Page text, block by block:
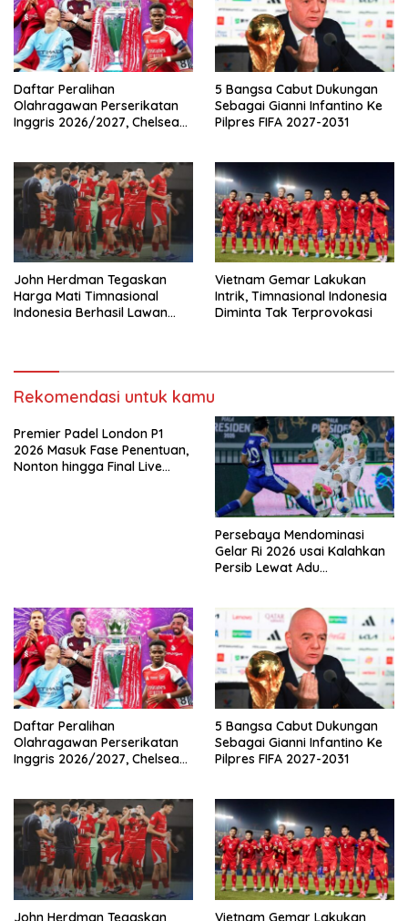
Daftar Peralihan
Olahragawan Perserikatan
Inggris 2026/2027, Chelsea
5 Bangsa Cabut Dukungan
Sebagai Gianni Infantino Ke
Pilpres FIFA 2027-2031
John Herdman Tegaskan
Harga Mati Timnasional
Indonesia Berhasil Lawan
Vietnam Gemar Lakukan
Intrik, Timnasional Indonesia
Diminta Tak Terprovokasi
Rekomendasi untuk kamu
Premier Padel London P1
2026 Masuk Fase Penentuan,
Nonton hingga Final Live
Persebaya Mendominasi
Gelar Ri 2026 usai Kalahkan
Persib Lewat Adu
Daftar Peralihan
Olahragawan Perserikatan
Inggris 2026/2027, Chelsea
5 Bangsa Cabut Dukungan
Sebagai Gianni Infantino Ke
Pilpres FIFA 2027-2031
John Herdman Tegaskan
Vietnam Gemar Lakukan